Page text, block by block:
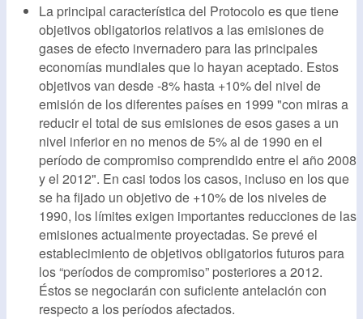
La principal característica del Protocolo es que tiene
objetivos obligatorios relativos a las emisiones de
gases de efecto invernadero para las principales
economías mundiales que lo hayan aceptado. Estos
objetivos van desde -8% hasta +10% del nivel de
emisión de los diferentes países en 1999 "con miras a
reducir el total de sus emisiones de esos gases a un
nivel inferior en no menos de 5% al de 1990 en el
período de compromiso comprendido entre el año 2008
y el 2012". En casi todos los casos, incluso en los que
se ha fijado un objetivo de +10% de los niveles de
1990, los límites exigen importantes reducciones de las
emisiones actualmente proyectadas. Se prevé el
establecimiento de objetivos obligatorios futuros para
los “períodos de compromiso” posteriores a 2012.
Éstos se negociarán con suficiente antelación con
respecto a los períodos afectados.